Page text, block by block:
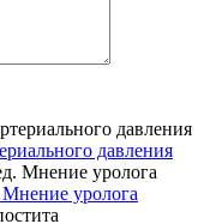
давления
уролога